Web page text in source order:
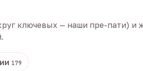
ключевых — наши пре-пати) и
179